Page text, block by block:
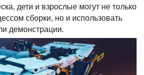
дети и взрослые могут не только
сборки, но и использовать
демонстрации.